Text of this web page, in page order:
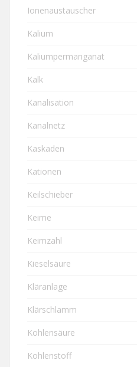
Ionenaustauscher
Kalium
Kaliumpermanganat
Kalk
Kanalisation
Kanalnetz
Kaskaden
Kationen
Keilschieber
Keime
Keimzahl
Kieselsäure
Kläranlage
Klärschlamm
Kohlensäure
Kohlenstoff